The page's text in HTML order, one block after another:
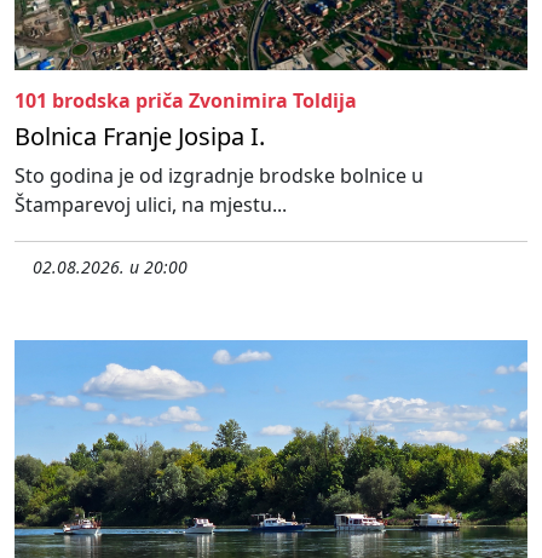
101 brodska priča Zvonimira Toldija
Bolnica Franje Josipa I.
Sto godina je od izgradnje brodske bolnice u
Štamparevoj ulici, na mjestu...
02.08.2026. u 20:00